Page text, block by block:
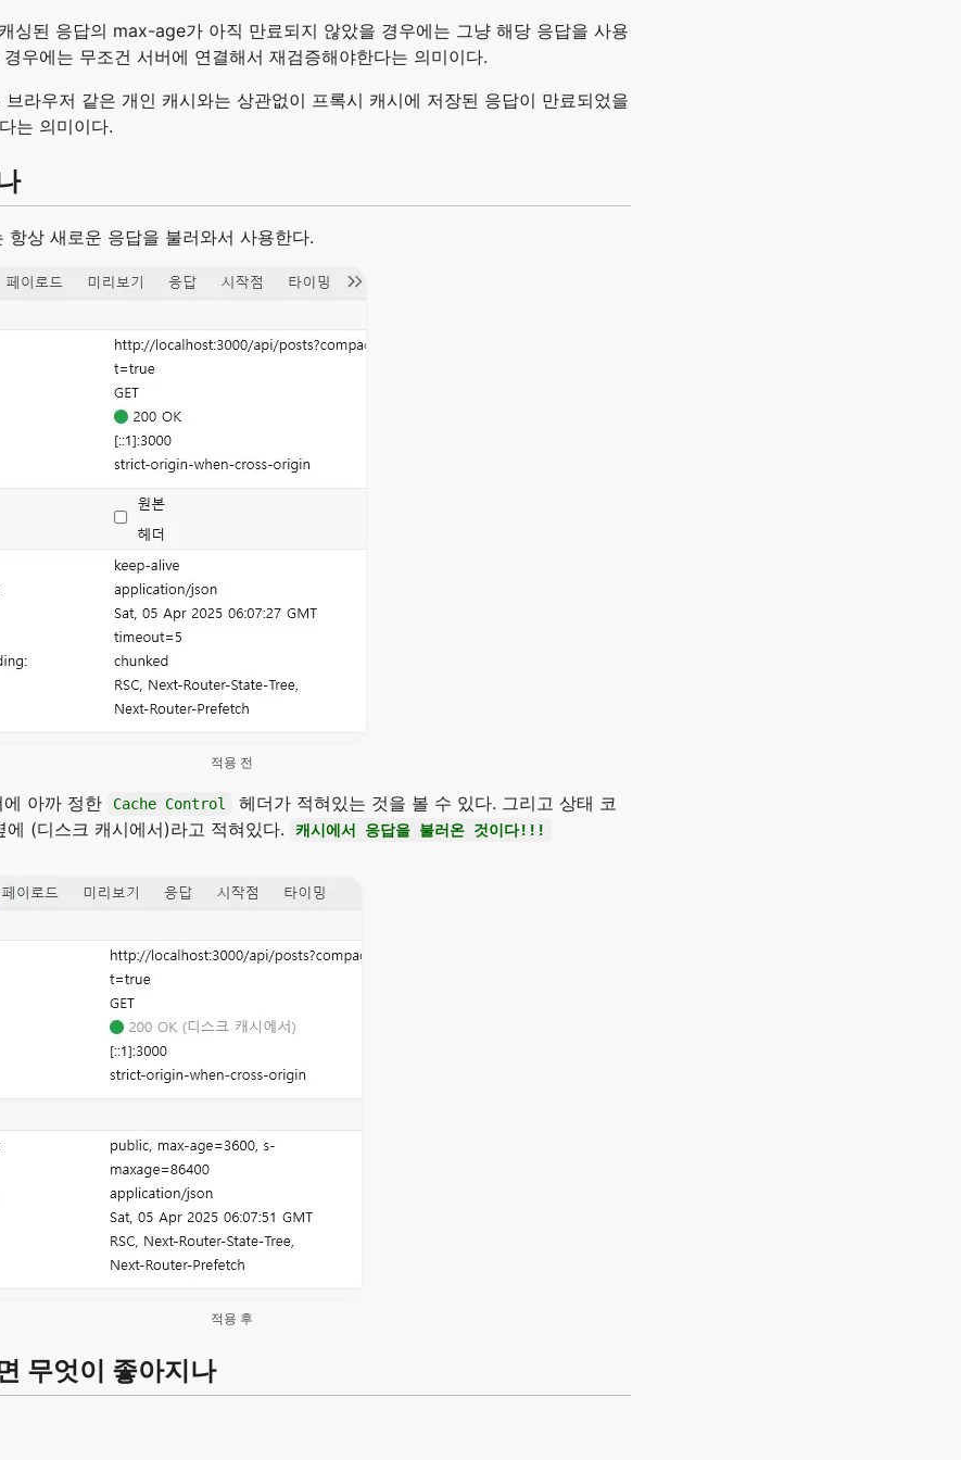
싱된 응답의 max-age가 아직 만료되지 않았을 경우에는 그냥 해당 응답을 사용
우에는 무조건 서버에 연결해서 재검증해야한다는 의미이다.
브라우저 같은 개인 캐시와는 상관없이 프록시 캐시에 저장된 응답이 만료되었을
는 의미이다.
항상 새로운 응답을 불러와서 사용한다.
적용 전
아까 정한 Cache Control
헤더가 적혀있는 것을 볼 수 있다. 그리고 상태 코
(디스크 캐시에서)라고 적혀있다.
캐시에서 응답을 불러온 것이다!!!
적용 후
무엇이 좋아지나